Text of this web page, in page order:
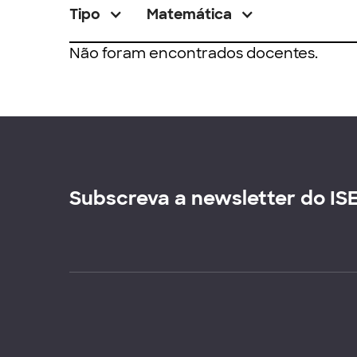
Tipo Matemática
Não foram encontrados docentes.
Subscreva a newsletter do